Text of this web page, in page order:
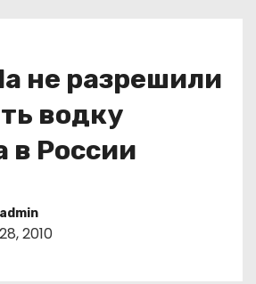
не разрешили
водку
в России
admin
2010